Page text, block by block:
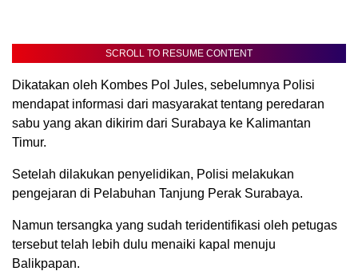
SCROLL TO RESUME CONTENT
Dikatakan oleh Kombes Pol Jules, sebelumnya Polisi
mendapat informasi dari masyarakat tentang peredaran
sabu yang akan dikirim dari Surabaya ke Kalimantan
Timur.
Setelah dilakukan penyelidikan, Polisi melakukan
pengejaran di Pelabuhan Tanjung Perak Surabaya.
Namun tersangka yang sudah teridentifikasi oleh petugas
tersebut telah lebih dulu menaiki kapal menuju
Balikpapan.